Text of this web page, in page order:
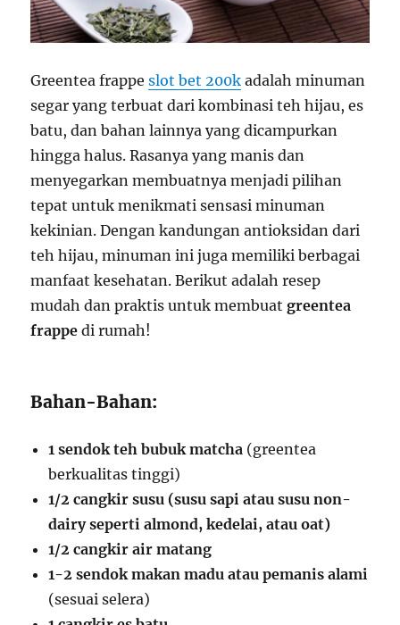
Greentea frappeslot bet 200k adalah minuman
segar yang terbuat dari kombinasi teh hijau, es
batu, dan bahan lainnya yang dicampurkan
hingga halus. Rasanya yang manis dan
menyegarkan membuatnya menjadi pilihan
tepat untuk menikmati sensasi minuman
kekinian. Dengan kandungan antioksidan dari
teh hijau, minuman ini juga memiliki berbagai
manfaat kesehatan. Berikut adalah resep
mudah dan praktis untuk membuatgreentea
frappe di rumah!
Bahan-Bahan:
1 sendok teh bubuk matcha (greentea
berkualitas tinggi)
1/2 cangkir susu (susu sapi atau susu non-
dairy seperti almond, kedelai, atau oat)
1/2 cangkir air matang
1-2 sendok makan madu atau pemanis alami
(sesuai selera)